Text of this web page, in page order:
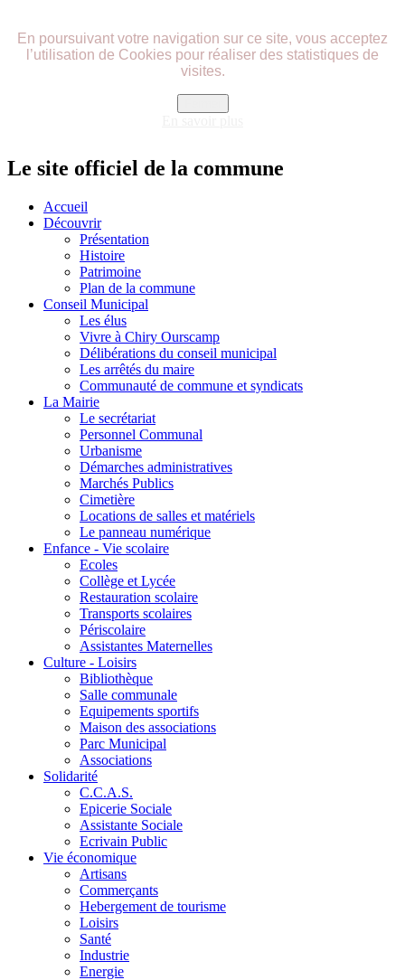
En poursuivant votre navigation sur ce site, vous acceptez
l’utilisation de Cookies pour réaliser des statistiques de
visites.
Le site officiel de la commune
Accueil
Découvrir
Présentation
Histoire
Patrimoine
Plan de la commune
Conseil Municipal
Les élus
Vivre à Chiry Ourscamp
Délibérations du conseil municipal
Les arrêtés du maire
Communauté de commune et syndicats
La Mairie
Le secrétariat
Personnel Communal
Urbanisme
Démarches administratives
Marchés Publics
Cimetière
Locations de salles et matériels
Le panneau numérique
Enfance - Vie scolaire
Ecoles
Collège et Lycée
Restauration scolaire
Transports scolaires
Périscolaire
Assistantes Maternelles
Culture - Loisirs
Bibliothèque
Salle communale
Equipements sportifs
Maison des associations
Parc Municipal
Associations
Solidarité
C.C.A.S.
Epicerie Sociale
Assistante Sociale
Ecrivain Public
Vie économique
Artisans
Commerçants
Hebergement de tourisme
Loisirs
Santé
Industrie
Energie